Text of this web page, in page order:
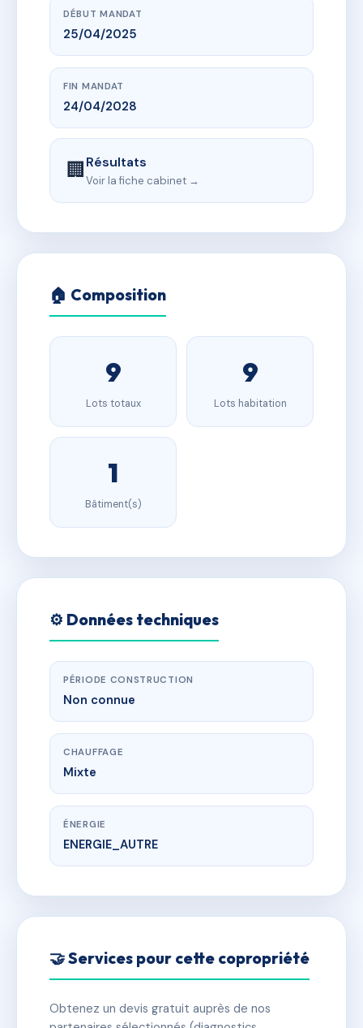
DÉBUT MANDAT
25/04/2025
FIN MANDAT
24/04/2028
🏢Résultats
Voir la fiche cabinet →
🏠 Composition
9
Lots totaux
9
Lots habitation
1
Bâtiment(s)
⚙️ Données techniques
PÉRIODE CONSTRUCTION
Non connue
CHAUFFAGE
Mixte
ÉNERGIE
ENERGIE_AUTRE
🤝 Services pour cette copropriété
Obtenez un devis gratuit auprès de nos